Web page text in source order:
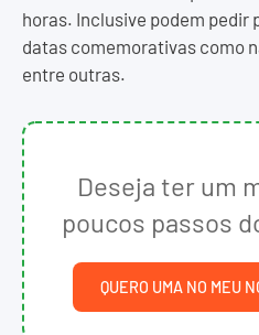
horas. Inclusive podem pedir
datas comemorativas como
entre outras.
Deseja ter um
poucos passos
QUERO UMA NO MEU